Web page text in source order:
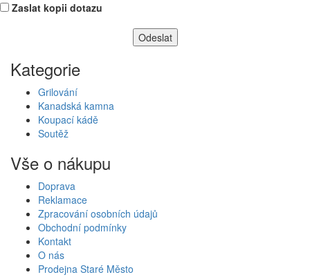
Zaslat kopii dotazu
Kategorie
Grilování
Kanadská kamna
Koupací kádě
Soutěž
Vše o nákupu
Doprava
Reklamace
Zpracování osobních údajů
Obchodní podmínky
Kontakt
O nás
Prodejna Staré Město